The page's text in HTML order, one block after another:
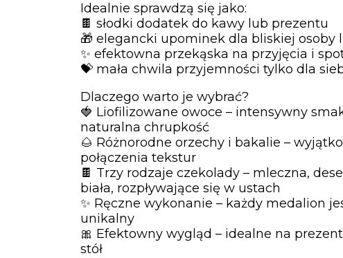
Idealnie sprawdzą się jako:
🍫 słodki dodatek do kawy lub prezentu
🎁 elegancki upominek dla bliskiej osoby
✨ efektowna przekąska na przyjęcia i
💝 mała chwila przyjemności tylko dla
Dlaczego warto je wybrać?
🍓 Liofilizowane owoce – intensywny
naturalna chrupkość
🌰 Różnorodne orzechy i bakalie –
połączenia tekstur
🍫 Trzy rodzaje czekolady – mleczna,
biała, rozpływające się w ustach
✨ Ręczne wykonanie – każdy medalion
unikalny
🎀 Efektowny wygląd – idealne na prezent
stół